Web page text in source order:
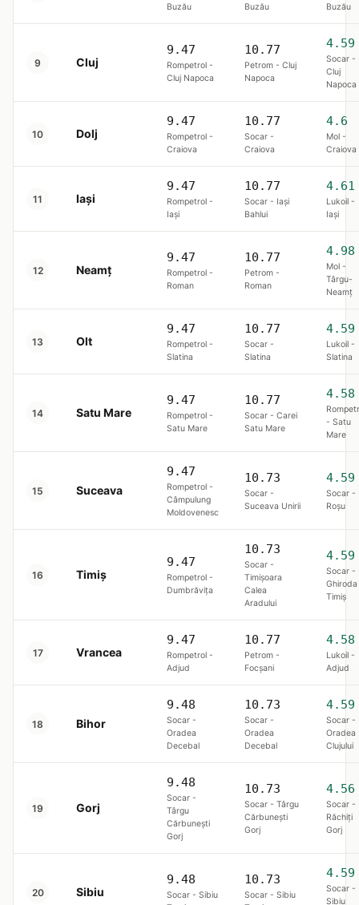
Buzău
Buzău
Buzău
9 Cluj
9.47
Rompetrol -
Cluj Napoca
10.77
Petrom - Cluj
Napoca
4.59
Socar -
Cluj
Napoca
10 Dolj
9.47
Rompetrol -
Craiova
10.77
Socar -
Craiova
4.6
Mol -
Craiova
11 Iași
9.47
Rompetrol -
Iaşi
10.77
Socar - Iaşi
Bahlui
4.61
Lukoil -
Iaşi
12 Neamț
9.47
Rompetrol -
Roman
10.77
Petrom -
Roman
4.98
Mol -
Târgu-
Neamţ
13 Olt
9.47
Rompetrol -
Slatina
10.77
Socar -
Slatina
4.59
Lukoil -
Slatina
14 Satu Mare
9.47
Rompetrol -
Satu Mare
10.77
Socar - Carei
Satu Mare
4.58
- Satu
Mare
15 Suceava
9.47
Rompetrol -
Câmpulung
Moldovenesc
10.73
Socar -
Suceava Unirii
4.59
Socar -
Roşu
16 Timiș
9.47
Rompetrol -
Dumbrăviţa
10.73
Socar -
Timișoara
Calea
Aradului
4.59
Socar -
Ghiroda
Timiş
17 Vrancea
9.47
Rompetrol -
Adjud
10.77
Petrom -
Focşani
4.58
Lukoil -
Adjud
18 Bihor
9.48
Socar -
Oradea
Decebal
10.73
Socar -
Oradea
Decebal
4.59
Socar -
Oradea
Clujului
19 Gorj
9.48
Socar -
Târgu
Cărbunești
Gorj
10.73
Socar - Târgu
Cărbunești
Gorj
4.56
Socar -
Răchiți
Gorj
20 Sibiu
9.48
Socar - Sibiu
10.73
Socar - Sibiu
4.59
Socar -
Sibiu